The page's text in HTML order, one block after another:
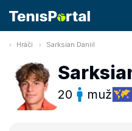
Hráči Sarksian Daniil
20 muž